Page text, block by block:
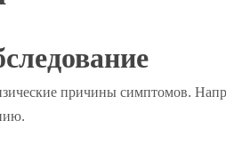
причины симптомов.